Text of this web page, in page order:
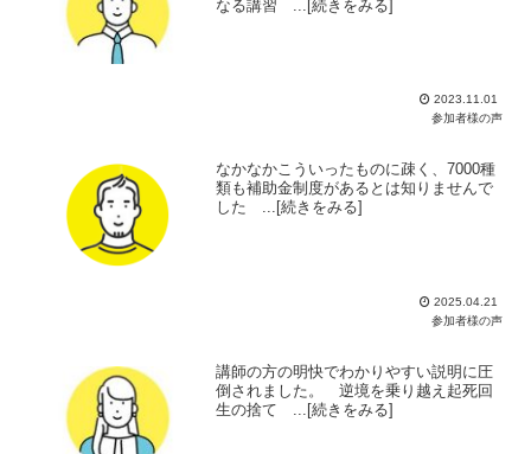
なる講習 ...[続きをみる]
2023.11.01
参加者様の声
なかなかこういったものに疎く、7000種
類も補助金制度があるとは知りませんで
した ...[続きをみる]
2025.04.21
参加者様の声
講師の方の明快でわかりやすい説明に圧
倒されました。 逆境を乗り越え起死回
生の捨て ...[続きをみる]